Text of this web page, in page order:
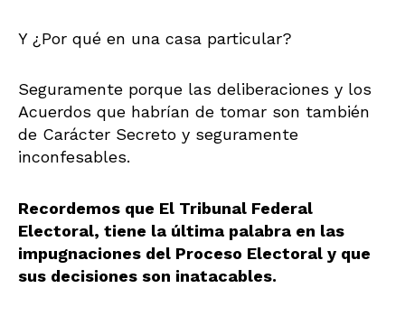
Y ¿Por qué en una casa particular?
Seguramente porque las deliberaciones y los
Acuerdos que habrían de tomar son también
de Carácter Secreto y seguramente
inconfesables.
Recordemos que El Tribunal Federal
Electoral, tiene la última palabra en las
impugnaciones del Proceso Electoral y que
sus decisiones son inatacables.